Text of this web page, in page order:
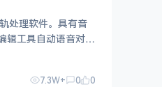
处理软件。具有音
辑工具自动语音对
7.3W+ 0 0